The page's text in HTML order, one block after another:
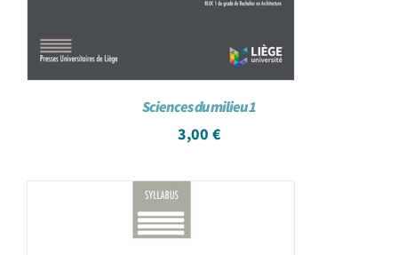
Sciences du milieu 1
3,00 €